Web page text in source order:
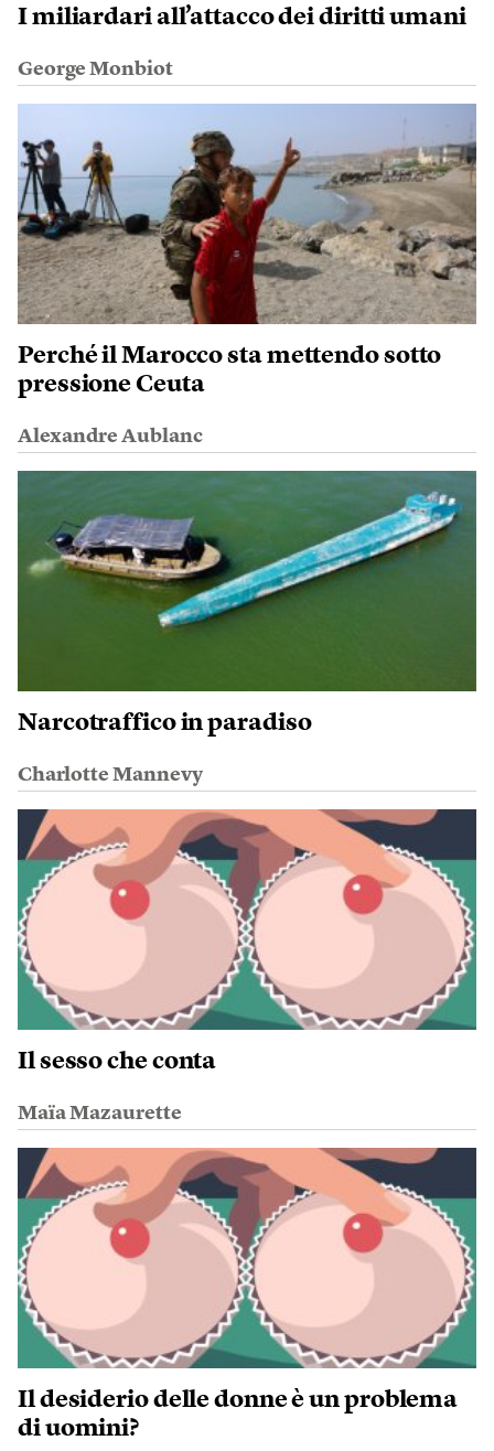
I miliardari all’attacco dei diritti umani
George Monbiot
Perché il Marocco sta mettendo sotto
pressione Ceuta
Alexandre Aublanc
Narcotraffico in paradiso
Charlotte Mannevy
Il sesso che conta
Maïa Mazaurette
Il desiderio delle donne è un problema
di uomini?